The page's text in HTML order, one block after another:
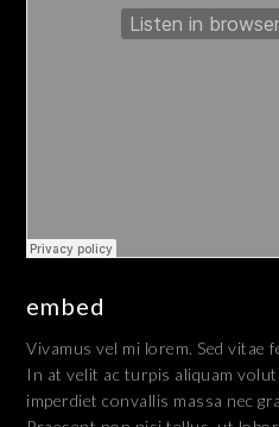
embed
Vivamus vel mi lorem. Sed
In at velit ac turpis aliquam
imperdiet convallis massa nec